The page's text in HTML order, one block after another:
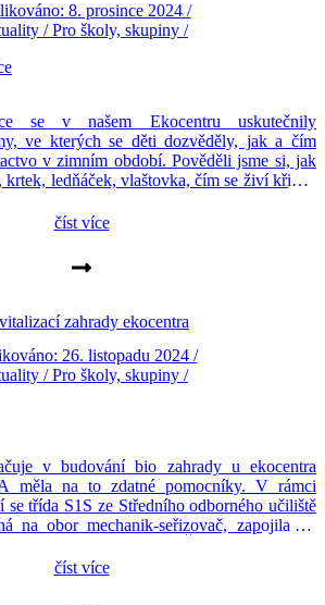
8. prosince 2024 /
/Pro školy, skupiny /
se v našem Ekocentru uskutečnily
ve kterých se děti dozvěděly, jak a čím
v zimním období. Pověděli jsme si, jak
ledňáček, vlaštovka, čím se živí křivka
listy a […]
číst více
zahrady ekocentra
26. listopadu 2024 /
/Pro školy, skupiny /
v budování bio zahrady u ekocentra
měla na to zdatné pomocníky. V rámci
třída S1S ze Středního odborného učiliště
na obor mechanik-seřizovač, zapojila do
v první ročníku prokázali obrovské
číst více